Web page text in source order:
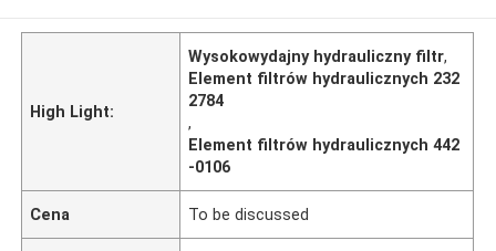
High Light:
Wysokowydajny hydrauliczny filtr,
Element filtrów hydraulicznych 232
2784
,
Element filtrów hydraulicznych 442
-0106
Cena To be discussed